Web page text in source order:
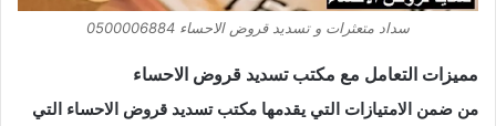
سداد متعثرات و تسديد قروض الاحساء 0500006884
مميزات التعامل مع مكتب تسديد قروض الاحساء
من ضمن الامتيازات التي يقدمها مكتب تسديد قروض الاحساء التي